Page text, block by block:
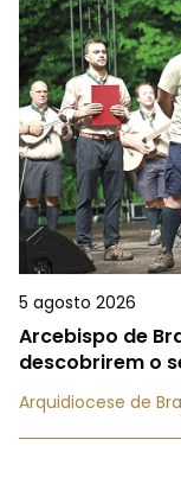
5 agosto 2026
Arcebispo de
descobrirem o
Arquidiocese de